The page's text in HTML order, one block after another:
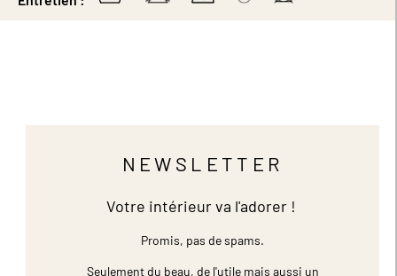
NEWSLETTER
Votre intérieur va l'adorer !
Promis, pas de spams.
Seulement du beau, de l'utile mais aussi un